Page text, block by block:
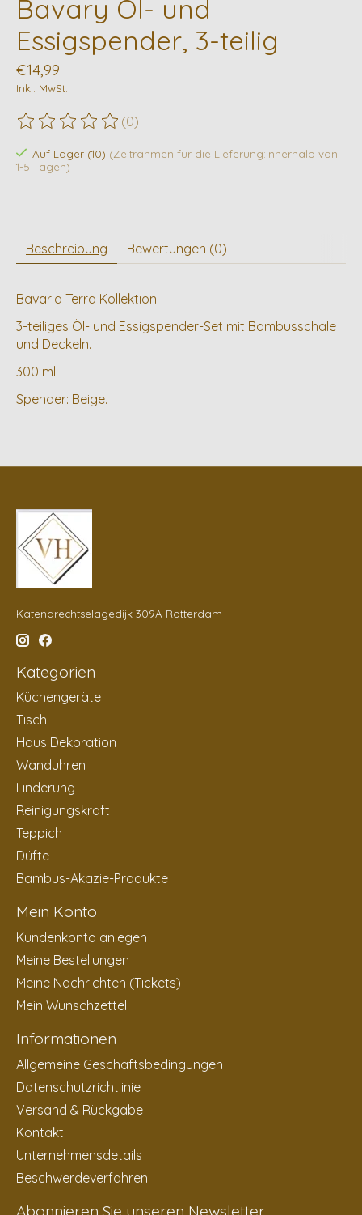
Bavary Öl- und
Essigspender, 3-teilig
€14,99
Inkl. MwSt.
Die Bewertung dieses Produkts ist
(0)
Auf Lager (10) (Zeitrahmen für die Lieferung:Innerhalb von
1-5 Tagen)
Beschreibung Bewertungen (0)
Bavaria Terra Kollektion
3-teiliges Öl- und Essigspender-Set mit Bambusschale
und Deckeln.
300 ml
Spender: Beige.
Katendrechtselagedijk 309A Rotterdam
Kategorien
Küchengeräte
Tisch
Haus Dekoration
Wanduhren
Linderung
Reinigungskraft
Teppich
Düfte
Bambus-Akazie-Produkte
Mein Konto
Kundenkonto anlegen
Meine Bestellungen
Meine Nachrichten (Tickets)
Mein Wunschzettel
Informationen
Allgemeine Geschäftsbedingungen
Datenschutzrichtlinie
Versand & Rückgabe
Kontakt
Unternehmensdetails
Beschwerdeverfahren
Abonnieren Sie unseren Newsletter